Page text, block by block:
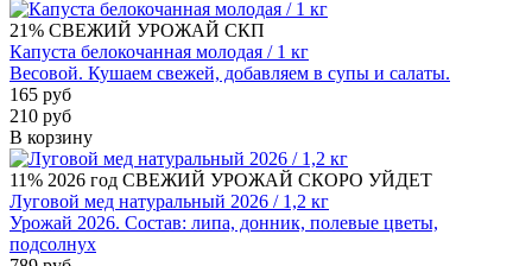
21% СВЕЖИЙ УРОЖАЙ СКП
Капуста белокочанная молодая / 1 кг
Весовой. Кушаем свежей, добавляем в супы и салаты.
165 руб
210 руб
В корзину
11% 2026 год СВЕЖИЙ УРОЖАЙ СКОРО УЙДЕТ
Луговой мед натуральный 2026 / 1,2 кг
Урожай 2026. Состав: липа, донник, полевые цветы,
подсолнух